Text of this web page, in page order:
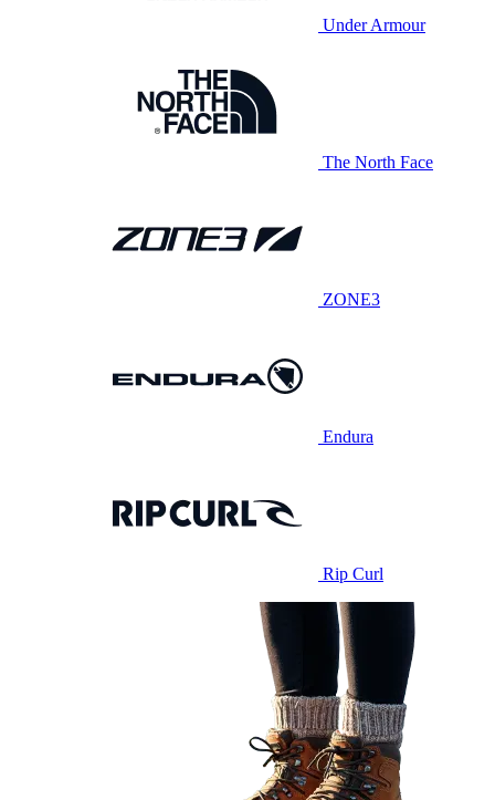
Under Armour
The North Face
ZONE3
Endura
Rip Curl